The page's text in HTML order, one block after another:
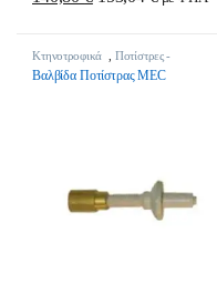
Κτηνοτροφικά
Ποτίστρες -
Ανταλλακτικά
Βαλβίδα Ποτίστρας MEC